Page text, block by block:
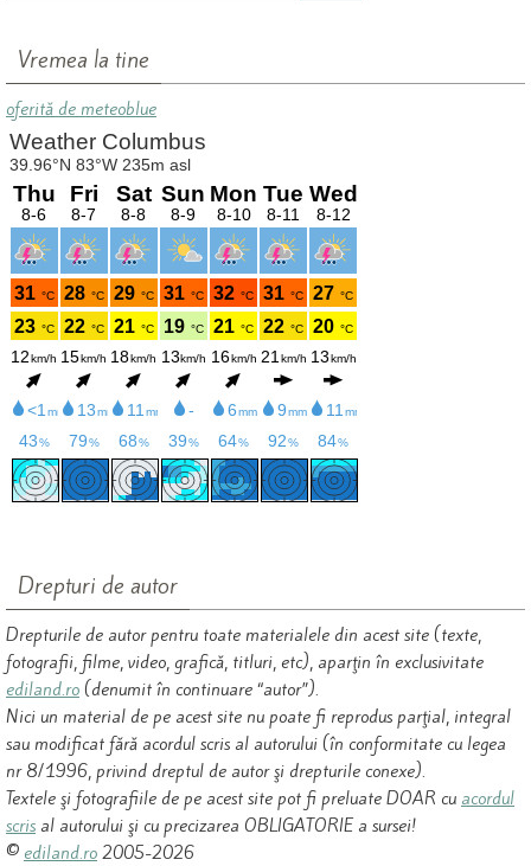
Vremea la tine
oferită de meteoblue
Drepturi de autor
Drepturile de autor pentru toate materialele din acest site (texte,
fotografii, filme, video, grafică, titluri, etc), aparţin în exclusivitate
ediland.ro (denumit în continuare “autor”).
Nici un material de pe acest site nu poate fi reprodus parţial, integral
sau modificat fără acordul scris al autorului (în conformitate cu legea
nr 8/1996, privind dreptul de autor şi drepturile conexe).
Textele şi fotografiile de pe acest site pot fi preluate DOAR cu acordul
scris al autorului şi cu precizarea OBLIGATORIE a sursei!
© ediland.ro 2005-2026